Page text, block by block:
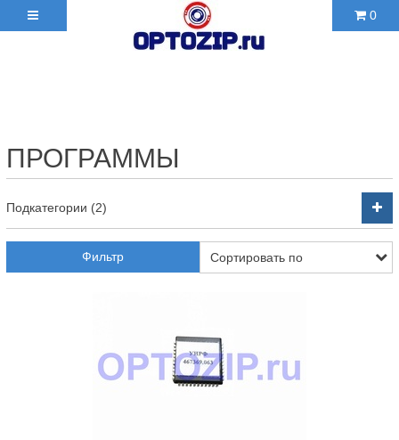
0
ПРОГРАММЫ
Подкатегории (2)
Фильтр